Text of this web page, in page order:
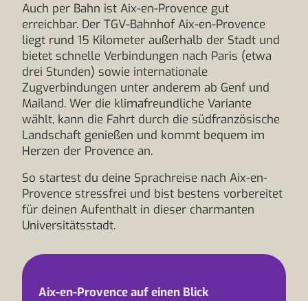
Auch per Bahn ist Aix-en-Provence gut
erreichbar. Der TGV-Bahnhof Aix-en-Provence
liegt rund 15 Kilometer außerhalb der Stadt und
bietet schnelle Verbindungen nach Paris (etwa
drei Stunden) sowie internationale
Zugverbindungen unter anderem ab Genf und
Mailand. Wer die klimafreundliche Variante
wählt, kann die Fahrt durch die südfranzösische
Landschaft genießen und kommt bequem im
Herzen der Provence an.
So startest du deine Sprachreise nach Aix-en-
Provence stressfrei und bist bestens vorbereitet
für deinen Aufenthalt in dieser charmanten
Universitätsstadt.
Aix-en-Provence auf einen Blick